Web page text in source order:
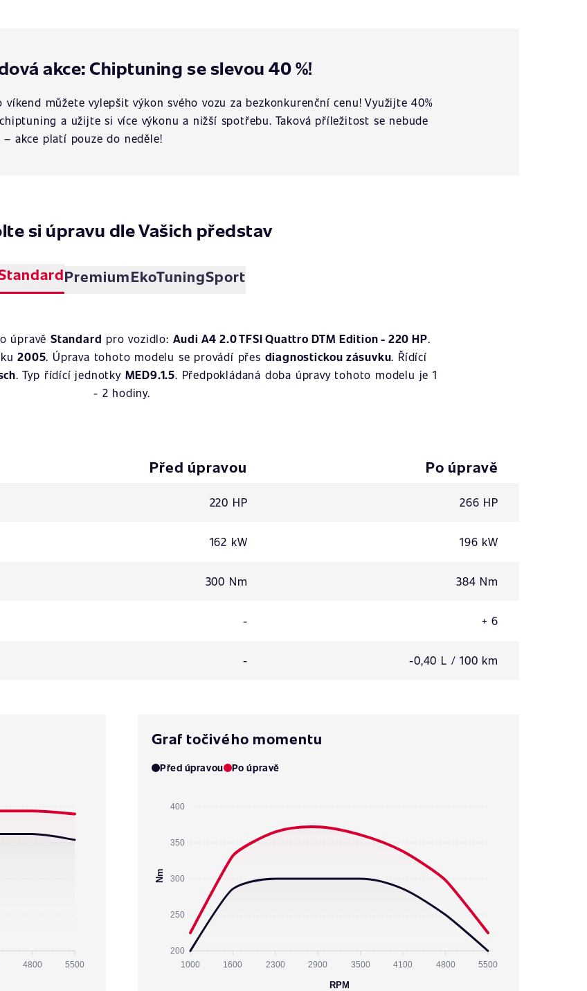
akce: Chiptuning se slevou 40 %!
víkend můžete vylepšit výkon svého vozu za bezkonkurenční cenu! Využijte 40%
a užijte si více výkonu a nižší spotřebu. Taková příležitost se nebude
– akce platí pouze do neděle!
si úpravu dle Vašich představ
PremiumEkoTuningSport
úpravěStandard pro vozidlo: Audi A4 2.0 TFSI Quattro DTM Edition - 220 HP.
2005. Úprava tohoto modelu se provádí přes diagnostickou zásuvku. Řídící
. Typ řídící jednotky MED9.1.5. Předpokládaná doba úpravy tohoto modelu je 1
- 2 hodiny.
Před úpravou Po úpravě
220 HP 266 HP
162 kW 196 kW
300 Nm 384 Nm
- + 6
- -0,40 L / 100 km
4800 5500
Graf točivého momentu
Před úpravou Po úpravě
400
350
300
250
200
Nm
1000 1600 2300 2900 3500 4100 4800 5500
RPM